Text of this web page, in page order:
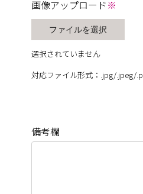
画像アップロード※
ファイルを選択
選択されていません
対応ファイル形式：.jpg/.jpeg/
備考欄